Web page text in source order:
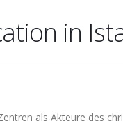
in
als Akteure des